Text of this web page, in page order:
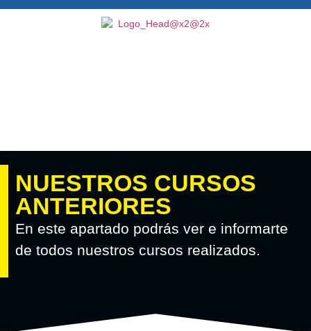
NUESTROS CURSOS
ANTERIORES
En este apartado podrás ver e informarte
de todos nuestros cursos realizados.